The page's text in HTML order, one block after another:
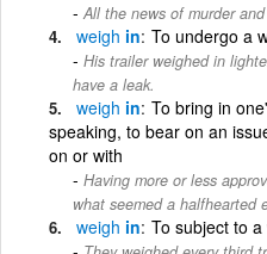
All the news of murder
weigh in To undergo a
His trailer weighed in
have a leak.
weigh in To bring in
speaking, to bear on an
on or with
Having more or less
what seemed a halfhearted
weigh in To subject to a